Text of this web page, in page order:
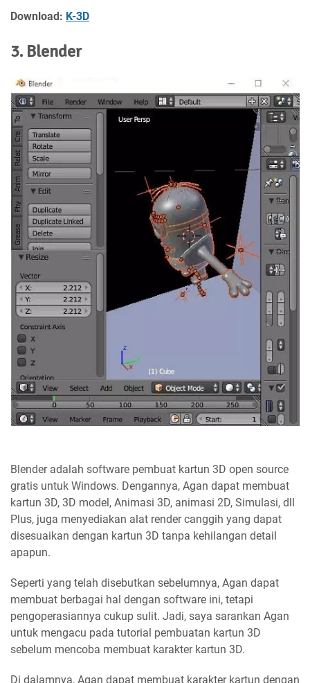
Download: K-3D
3. Blender
Blender adalah software pembuat kartun 3D open source
gratis untuk Windows. Dengannya, Agan dapat membuat
kartun 3D, 3D model, Animasi 3D, animasi 2D, Simulasi, dll
Plus, juga menyediakan alat render canggih yang dapat
disesuaikan dengan kartun 3D tanpa kehilangan detail
apapun.
Seperti yang telah disebutkan sebelumnya, Agan dapat
membuat berbagai hal dengan software ini, tetapi
pengoperasiannya cukup sulit. Jadi, saya sarankan Agan
untuk mengacu pada tutorial pembuatan kartun 3D
sebelum mencoba membuat karakter kartun 3D.
Di dalamnya, Agan dapat membuat karakter kartun dengan